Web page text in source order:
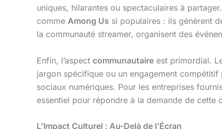
uniques, hilarantes ou spectaculaires à
comme Among Us si populaires : ils génèrent
la communauté streamer, organisent des
Enfin, l’aspect communautaire est primordial.
jargon spécifique ou un engagement
sociaux numériques. Pour les entreprises
essentiel pour répondre à la demande de cette
L’Impact Culturel : Au-Delà de l’Écran